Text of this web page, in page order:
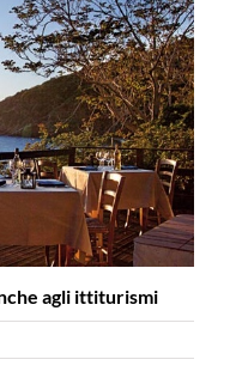
agli ittiturismi